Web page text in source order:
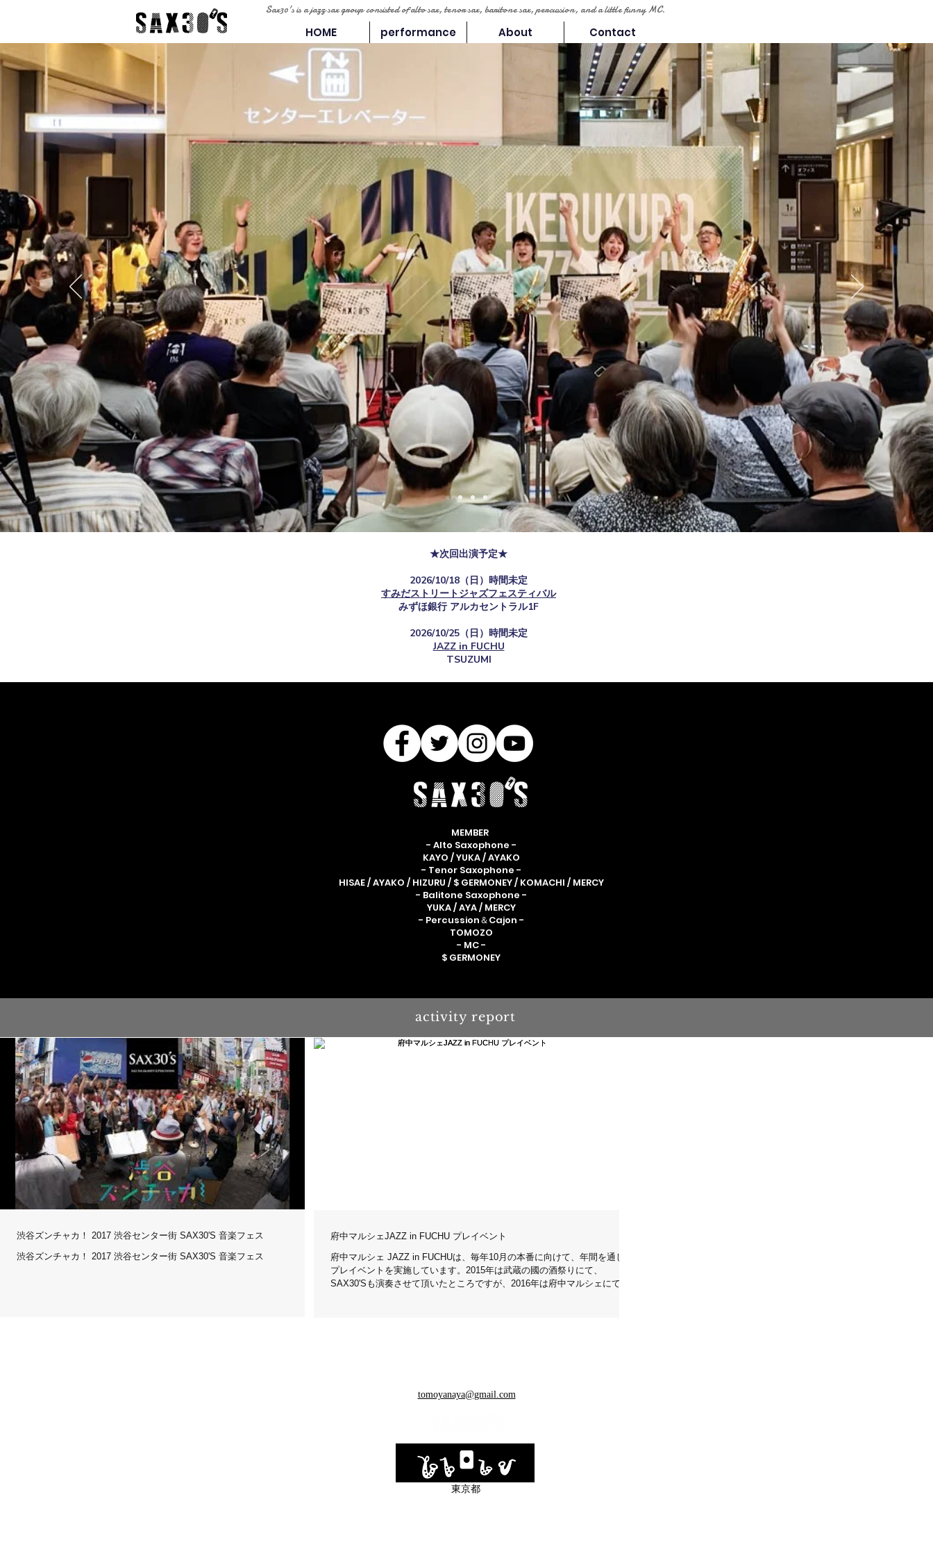
Sax30's is a jazz sax group consisted of alto sax, tenor sax, baritone sax, percussion, and a little funny MC.
HOME performance About Contact
SUMIDA STREET
JAZZ FESTIVAL
★次回出演予定★
2026/10/18（日）時間未定
すみだストリートジャズフェスティバル
​みずほ銀行 アルカセントラル1F
2026/10/25（日）時間未定
JAZZ in FUCHU
TSUZUMI
MEMBER
- Alto Saxophone -
KAYO / YUKA / AYAKO
- Tenor Saxophone -
HISAE / AYAKO / HIZURU / $ GERMONEY / KOMACHI / MERCY
- Balitone Saxophone -
YUKA / AYA / MERCY
- Percussion＆Cajon -
TOMOZO
- MC -
$ GERMONEY
activity report
渋谷ズンチャカ！ 2017 渋谷センター街 SAX30'S 音楽フェス
渋谷ズンチャカ！ 2017 渋谷センター街 SAX30'S 音楽フェス
府中マルシェJAZZ in FUCHU プレイベント
府中マルシェ JAZZ in FUCHUは、毎年10月の本番に向けて、年間を通して
プレイベントを実施しています。2015年は武蔵の國の酒祭りにて、
SAX30'Sも演奏させて頂いたところですが、2016年は府中マルシェにて演
tomoyanaya@gmail.com
​東京都